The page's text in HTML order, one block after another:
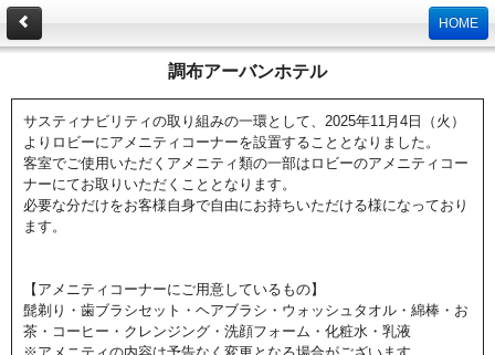
HOME
調布アーバンホテル
サスティナビリティの取り組みの一環として、2025年11月4日（火）
よりロビーにアメニティコーナーを設置することとなりました。
客室でご使用いただくアメニティ類の一部はロビーのアメニティコー
ナーにてお取りいただくこととなります。
必要な分だけをお客様自身で自由にお持ちいただける様になっており
ます。
【アメニティコーナーにご用意しているもの】
髭剃り・歯ブラシセット・ヘアブラシ・ウォッシュタオル・綿棒・お
茶・コーヒー・クレンジング・洗顔フォーム・化粧水・乳液